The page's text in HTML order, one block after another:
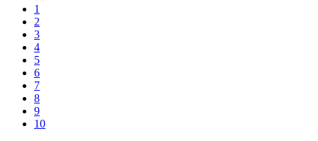
1
2
3
4
5
6
7
8
9
10